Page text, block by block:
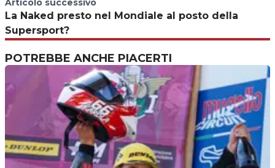
Articolo successivo
La Naked presto nel Mondiale al posto della
Supersport?
POTREBBE ANCHE PIACERTI